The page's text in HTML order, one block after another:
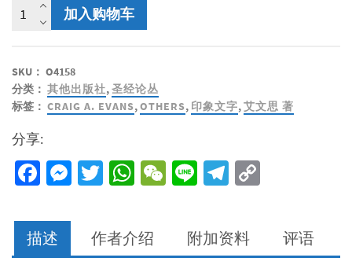
考
古
-
解
开
帝
儿
子
加入购物车
SKU： O4158
分类： 其他出版社,圣经论丛
标签： CRAIG A. EVANS,OTHERS, 印象文字,艾文思 著
分享:
Facebook
Messenger
Twitter
WhatsApp
WeChat
LineTelegram
描述 作者介绍 附加资料 评语